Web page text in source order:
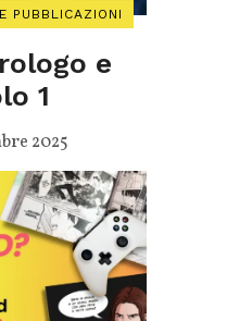
PUBBLICAZIONI
e
1
2025